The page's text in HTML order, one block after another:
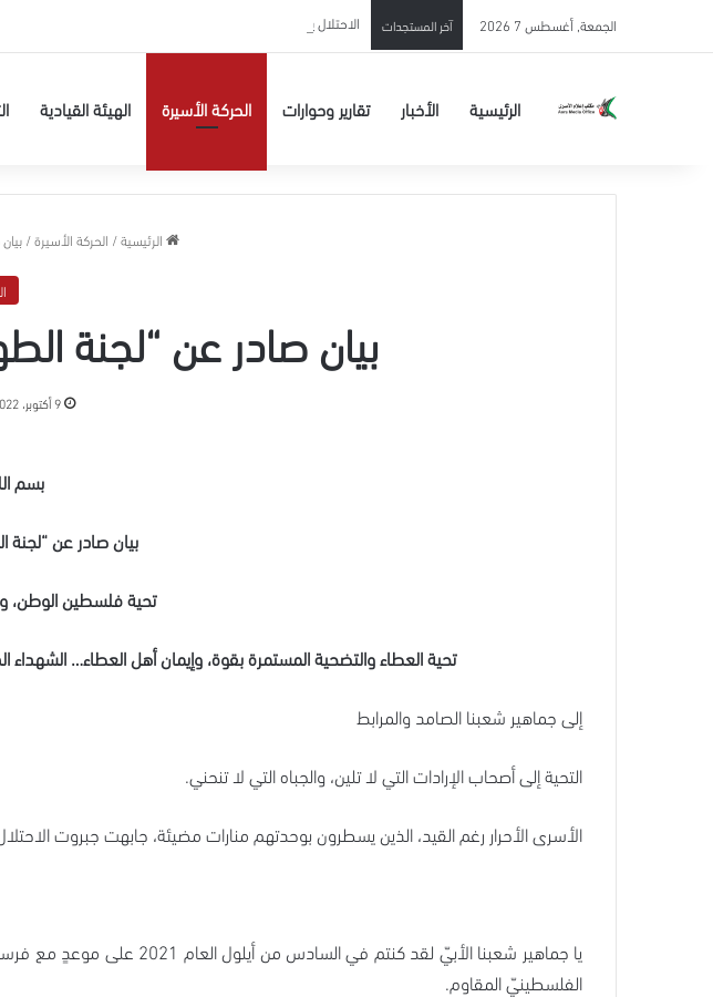
الجمعة, أغسطس 7 2026 آخر المستجدات الاحتلال يحوّل الأسير المحرر عيسى البطاط من بيت لحم للاعتقال الإداري
الرئيسية الأخبار تقارير وحوارات الحركة الأسيرة الهيئة القيادية
الرئيسية/ الحركة الأسيرة/
بيان صادر عن “لجنة
9 أكتوبر، 2022
بسم
بيان صادر عن “لجنة
تحية فلسطين الوطن،
تحية العطاء والتضحية المستمرة بقوة، وإيمان أهل العطاء… الشهداء
إلى جماهير شعبنا الصامد والمرابط
التحية إلى أصحاب الإرادات التي لا تلين، والجباه التي لا تنحني.
الأسرى الأحرار رغم القيد، الذين يسطرون بوحدتهم منارات مضيئة، جابهت جبروت
يا جماهير شعبنا الأبيّ لقد
الفلسطينيّ المقاوم.